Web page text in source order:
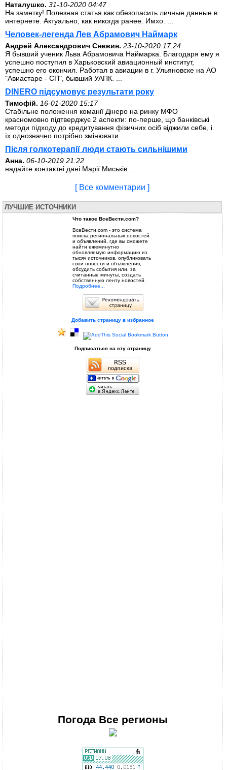
Наталушко. 31-10-2020 04:47
На заметку! Полезная статья как обезопасить личные данные в
интернете. Актуально, как никогда ранее. Имхо. ...
Человек-легенда Лев Абрамович Наймарк
Андрей Александрович Снежин. 23-10-2020 17:24
Я бывший ученик Льва Абрамовича Наймарка. Благодаря ему я
успешно поступил в Харьковский авиационный институт,
успешно его окончил. Работал в авиации в г. Ульяновске на АО
"Авиастаре - СП", бывший УАПК. ...
DINERO підсумовує результати року
Тимофій. 16-01-2020 15:17
Стабільне положення команії Дінеро на ринку МФО
красномовно підтверджує 2 аспекти: по-перше, що банківські
методи підходу до кредитування фізичних осіб віджили себе, і
їх однозначно потрібно змінювати. ...
Після голкотерапії люди стають сильнішими
Анна. 06-10-2019 21:22
надайте контактні дані Марії Миськів. ...
[ Все комментарии ]
ЛУЧШИЕ ИСТОЧНИКИ
Что такое ВсеВести.com?
ВсеВести.com - это система
поиска региональных новостей
и объявлений, где вы сможете
найти ежеминутно
обновляемую информацию из
тысяч источников, опубликовать
свои новости и объявления,
обсудить события или, за
считанные минуты, создать
собственную ленту новостей.
Подробнее...
Добавить страницу в избранное
Подписаться на эту страницу
Погода Все регионы